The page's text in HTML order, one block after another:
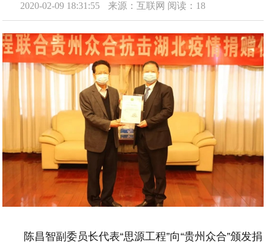
2020-02-09 18:31:55 来源：互联网 阅读：18
陈昌智副委员长代表“思源工程”向“贵州众合”颁发捐